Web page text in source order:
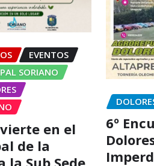
EVENTOS
SORIANO
en el
de la
Sub Sede
6º